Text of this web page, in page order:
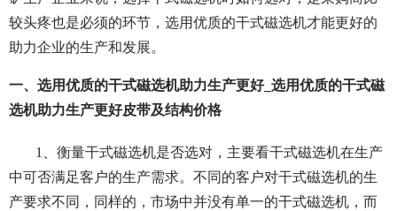
较头疼也是必须的环节，选用优质的干式磁选机才能更好的
助力企业的生产和发展。
一、选用优质的干式磁选机助力生产更好_选用优质的干式磁
选机助力生产更好皮带及结构价格
1、衡量干式磁选机是否选对，主要看干式磁选机在生产
中可否满足客户的生产需求。不同的客户对干式磁选机的生
产要求不同，同样的，市场中并没有单一的干式磁选机，而